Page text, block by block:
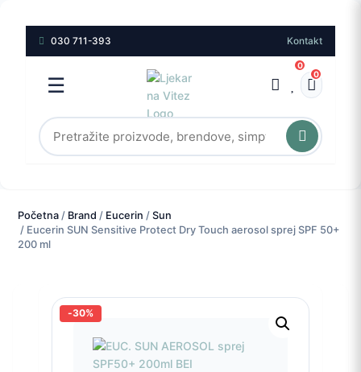
030 711-393 Kontakt
☰
0
0
Početna/ Brand / Eucerin / Sun
/ Eucerin SUN Sensitive Protect Dry Touch aerosol sprej SPF 50+
200 ml
-30%